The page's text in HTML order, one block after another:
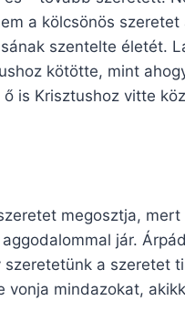
a kölcsönös
szentelte életét.
kötötte, mint
is Krisztushoz vitte
megosztja,
jár.
a szeretet
mindazokat,